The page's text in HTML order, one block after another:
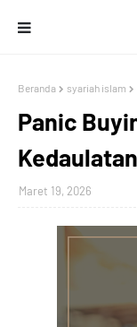
Beranda syariah islam
Panic
Maret 19, 2026